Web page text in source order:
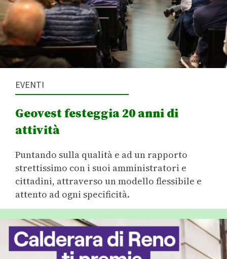
EVENTI
Geovest festeggia 20 anni di
attività
Puntando sulla qualità e ad un rapporto
strettissimo con i suoi amministratori e
cittadini, attraverso un modello flessibile e
attento ad ogni specificità.